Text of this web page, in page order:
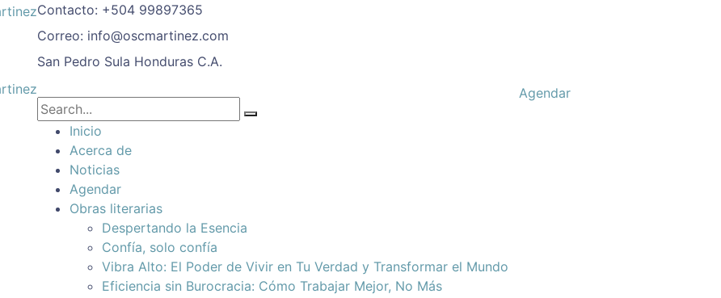
Contacto: +504 99897365
Correo: info@oscmartinez.com
San Pedro Sula Honduras C.A.
Inicio
Acerca de
Noticias
Agendar
Obras literarias
Despertando la Esencia
Confía, solo confía
Vibra Alto: El Poder de Vivir en Tu Verdad y Transformar el Mundo
Eficiencia sin Burocracia: Cómo Trabajar Mejor, No Más
Agendar